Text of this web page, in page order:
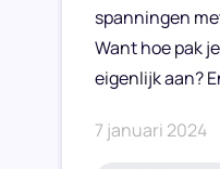
spanningen
Want hoe pak
eigenlijk aan?
7 januari 2024